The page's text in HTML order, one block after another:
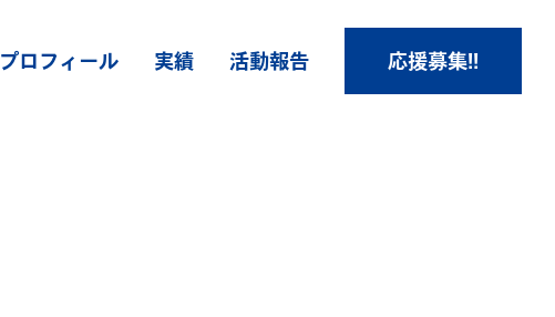
プロフィール 実績 活動報告 応援募集!!